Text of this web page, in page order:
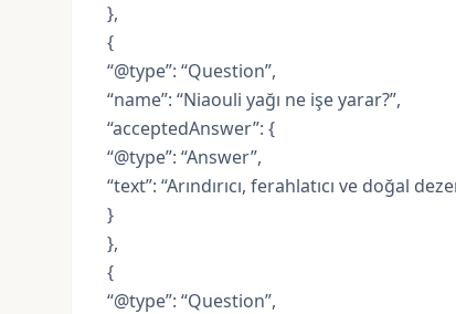
},
{
“@type”: “Question”,
“name”: “Niaouli yağı ne işe yarar?”,
“acceptedAnswer”: {
“@type”: “Answer”,
“text”: “Arındırıcı, ferahlatıcı ve doğal
}
},
{
“@type”: “Question”,